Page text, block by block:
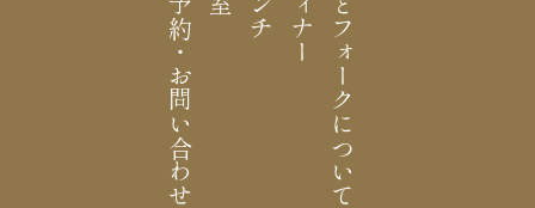
ご予約・お問い合わせ 箸とフォークについて